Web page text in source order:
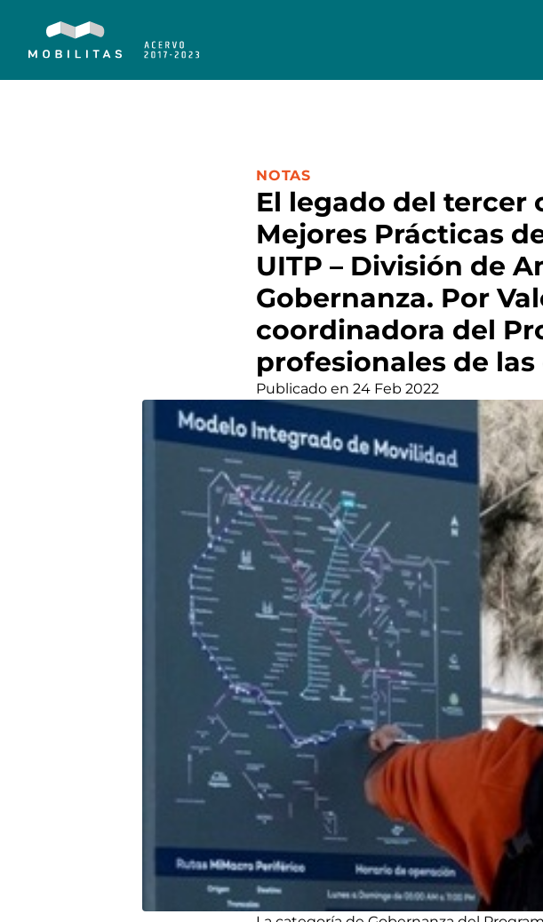
El legado del tercer
Mejores Prácticas
UITP – División de
Gobernanza. Por
coordinadora del
profesionales de
CATEGORÍA:
NOTAS
Publicado en 24 Feb 2022